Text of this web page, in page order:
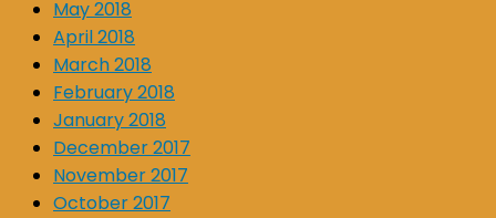
May 2018
April 2018
March 2018
February 2018
January 2018
December 2017
November 2017
October 2017